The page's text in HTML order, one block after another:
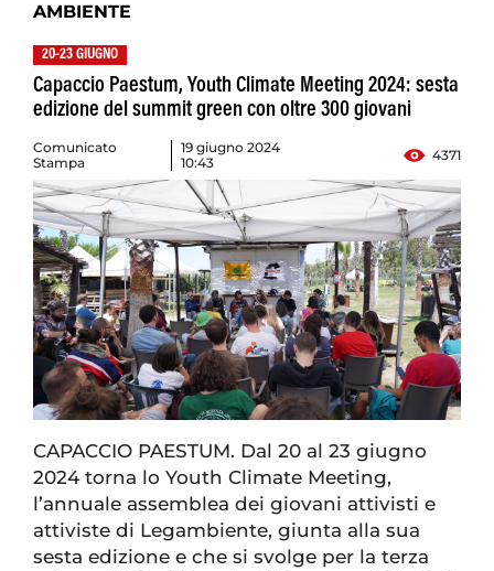
AMBIENTE
20-23 GIUGNO
Capaccio Paestum, Youth Climate Meeting 2024: sesta
edizione del summit green con oltre 300 giovani
Comunicato
Stampa
19 giugno 2024
10:43
4371
CAPACCIO PAESTUM. Dal 20 al 23 giugno
2024 torna lo Youth Climate Meeting,
l’annuale assemblea dei giovani attivisti e
attiviste di Legambiente, giunta alla sua
sesta edizione e che si svolge per la terza